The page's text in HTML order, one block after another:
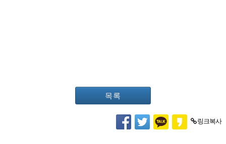
목록
링크복사